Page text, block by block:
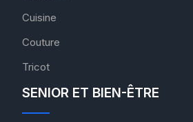
Cuisine
Couture
Tricot
SENIOR ET BIEN-ÊTRE